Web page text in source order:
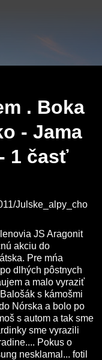
. Boka
- Jama
1 časť
JS Aragonit
akciu do
Pre mńa
dlhých pôstnych
a malo vyraziť
s kámošmi
Nórska a bolo po
s autom a tak sme
sme vyrazili
Pokus o
nesklamal... fotil